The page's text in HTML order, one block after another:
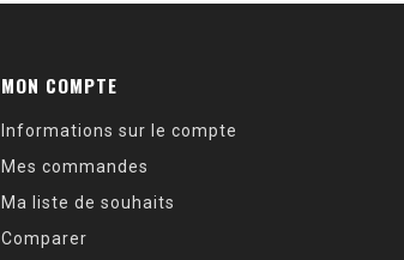
MON COMPTE
Informations sur le compte
Mes commandes
Ma liste de souhaits
Comparer